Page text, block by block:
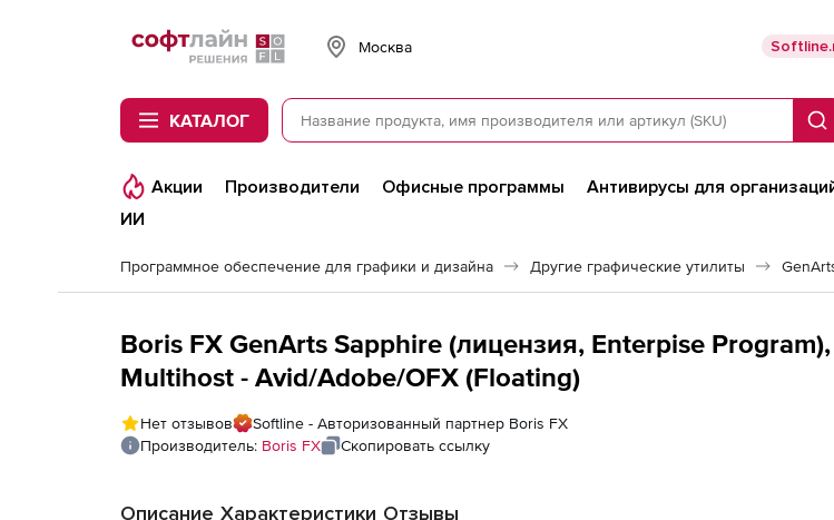
Softline
Москва
КАТАЛОГ
Акции Производители Офисные программы Антивирусы для
ИИ
Программное обеспечение для графики и дизайна Другие графические утилиты
Boris FX GenArts Sapphire (лицензия, Enterpise Program),
Multihost - Avid/Adobe/OFX (Floating)
Нет отзывов
Softline - Авторизованный партнер Boris FX
Производитель: Boris FX Скопировать ссылку
Описание Характеристики Отзывы